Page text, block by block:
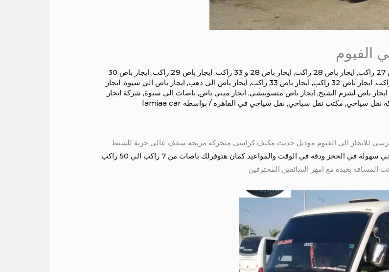
, ايجار باص 28 راكب , ايجار باص 28 و 33 راكب , ايجار باص 29 راكب ,
ايجار باص 30
, ايجار باص 32 راكب , ايجار باص 33 راكب , ايجار باص الي دهب, ايجار باص الي سيوة, ايجار
ايجار باص لشرم الشيخ, ايجار باص متسوبيشي, ايجار ميني باص, باصات الي سيوة, شركة ايجار
نقل سياحي, مكتب نقل سياحي, نقل سياحي في القاهره / بواسطة lamiaa car
باص 28 راكب للايجار الي الفيوم ميتسوبيشي 33 كرسي للايجار الي الفيوم موديل حديث مكيف كراسي متحركه مريحه سقف عالى خزنة للشنط
في الحجز ودقه في الوقت والمواعيد كمان هتوفرلك باصات من 7 راكب الي 50 راكب
المسافة بعيده مع امهر السائقين المحترفين